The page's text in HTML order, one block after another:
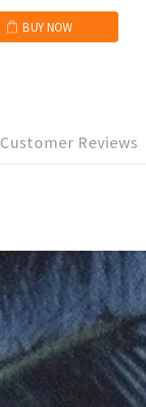
BUY NOW
Customer Reviews